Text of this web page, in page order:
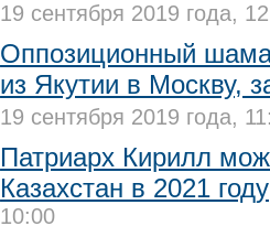
19 сентября 2019 года,
Оппозиционный
из Якутии в Москву,
19 сентября 2019 года,
Патриарх Кирилл
Казахстан в 2021 году
10:00